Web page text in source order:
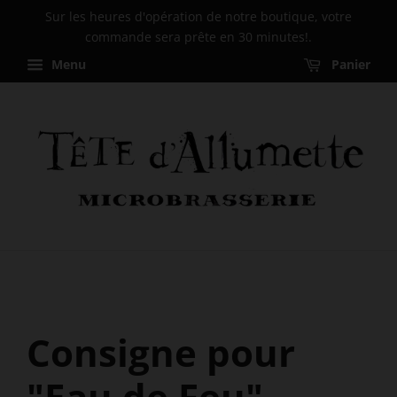
Sur les heures d'opération de notre boutique, votre
commande sera prête en 30 minutes!.
Menu
Panier
Consigne pour